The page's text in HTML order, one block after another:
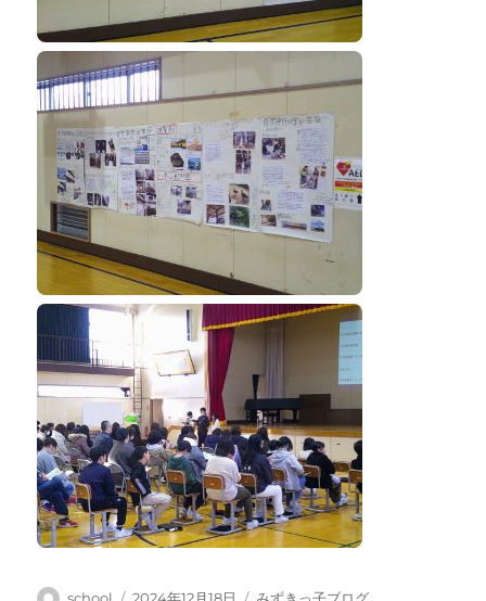
投
school 投
2024年12月18日 カ
みずきっ子ブログ